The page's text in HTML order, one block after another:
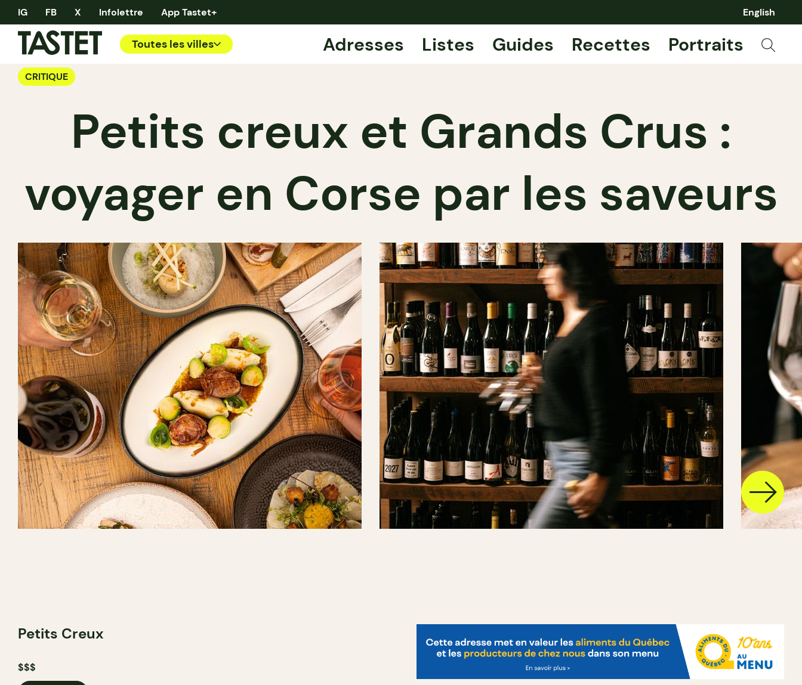
IG FB X Infolettre App Tastet+ English
Toutes les villes Adresses Listes Guides Recettes Portraits
CRITIQUE
Petits creux et Grands Crus :
voyager en Corse par les saveurs
Petits Creux
$$$